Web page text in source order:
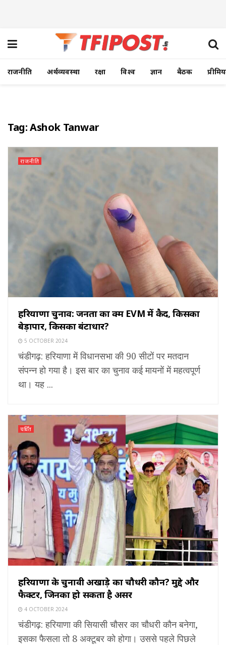
राजनीति अर्थव्यवस्था रक्षा विश्व ज्ञान बैठक
Tag:Ashok Tanwar
राजनीति
हरियाणा चुनाव: जनता का हुक्म EVM में कैद, किसका
बेड़ापार, किसका बंटाधार?
5 OCTOBER 2024
चंडीगढ़: हरियाणा में विधानसभा की 90 सीटों पर मतदान
संपन्न हो गया है। इस बार का चुनाव कई मायनों में महत्वपूर्ण
था। यह ...
चर्चित
हरियाणा के चुनावी अखाड़े का चौधरी कौन? मुद्दे और
फैक्टर, जिनका हो सकता है असर
4 OCTOBER 2024
चंडीगढ़: हरियाणा की सियासी चौसर का चौधरी कौन बनेगा,
इसका फैसला तो 8 अक्टूबर को होगा। उससे पहले पिछले